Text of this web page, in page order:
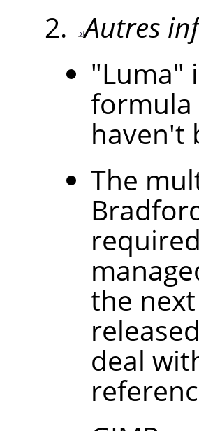
Autres
"Luma"
formula
haven't
The
the
deal